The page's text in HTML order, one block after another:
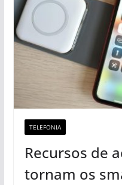
TELEFONIA
Recursos de
tornam os